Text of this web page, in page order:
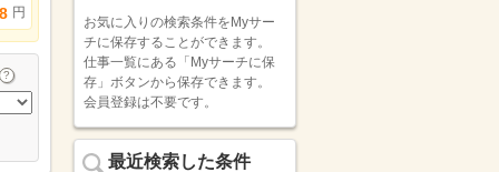
円
お気に入りの検索条件をMyサー
チに保存することができます。
仕事一覧にある「Myサーチに保
存」ボタンから保存できます。
会員登録は不要です。
最近検索した条件